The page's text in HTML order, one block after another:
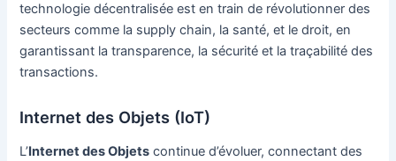
technologie décentralisée est en train de révolutionner des
secteurs comme la supply chain, la santé, et le droit, en
garantissant la transparence, la sécurité et la traçabilité des
transactions.
Internet des Objets (IoT)
L’Internet des Objets continue d’évoluer, connectant des